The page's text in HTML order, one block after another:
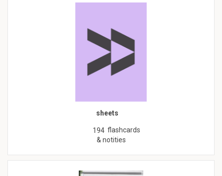
sheets
194 flashcards
& notities